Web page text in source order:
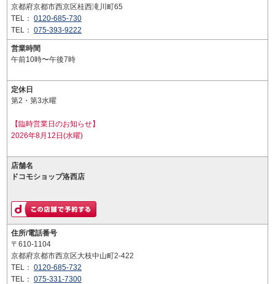
京都府京都市西京区桂西滝川町65
TEL： 0120-685-730
TEL： 075-393-9222
営業時間
午前10時〜午後7時
定休日
第2・第3水曜
【臨時営業日のお知らせ】
2026年8月12日(水曜)
店舗名
ドコモショップ洛西店
住所/電話番号
〒610-1104
京都府京都市西京区大枝中山町2-422
TEL： 0120-685-732
TEL： 075-331-7300